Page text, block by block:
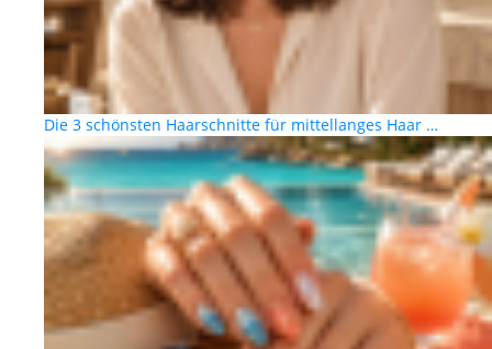
Die 3 schönsten Haarschnitte für mittellanges Haar …